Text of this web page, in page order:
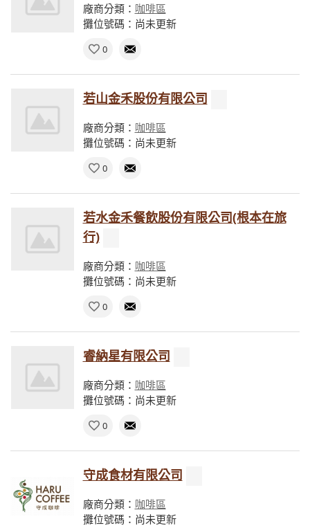
廠商分類： 咖啡區
攤位號碼：尚未更新
0
若山金禾股份有限公司
廠商分類： 咖啡區
攤位號碼：尚未更新
0
若水金禾餐飲股份有限公司(根本在旅
行)
廠商分類： 咖啡區
攤位號碼：尚未更新
0
睿納星有限公司
廠商分類： 咖啡區
攤位號碼：尚未更新
0
守成食材有限公司
廠商分類： 咖啡區
攤位號碼：尚未更新